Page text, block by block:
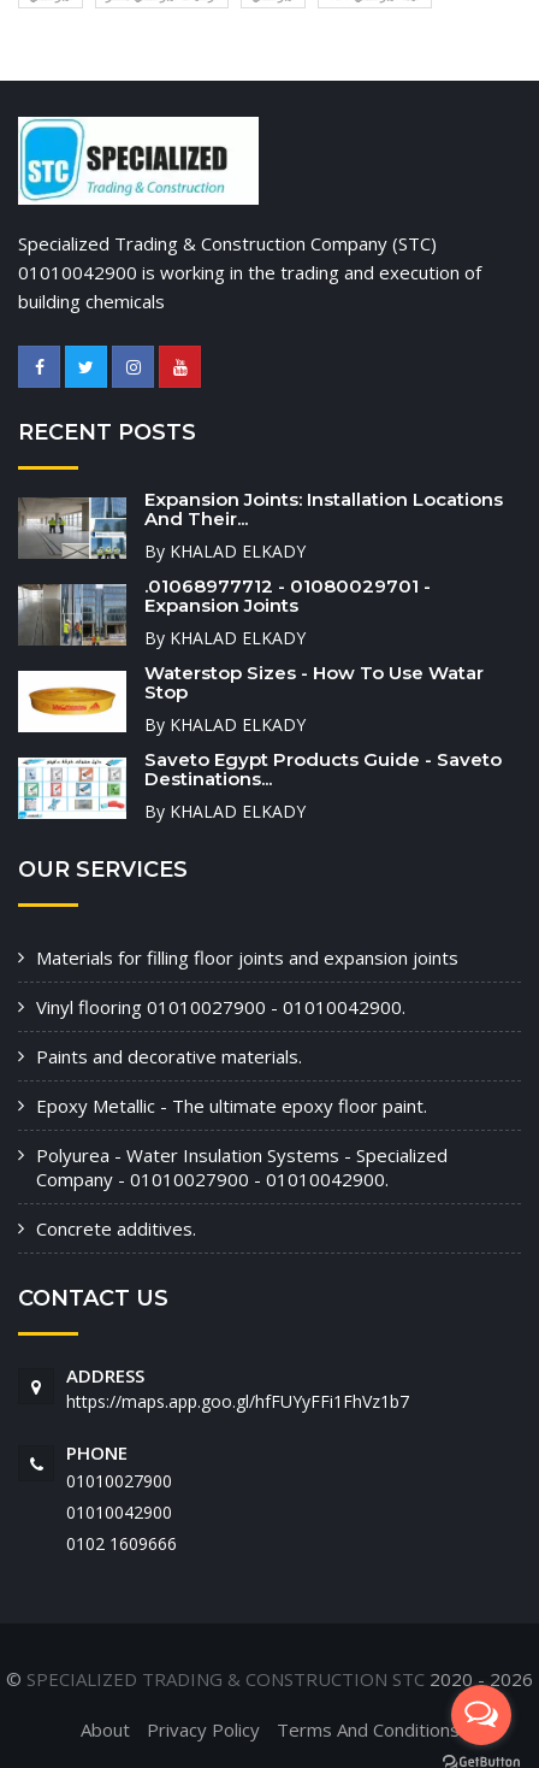
Specialized Trading & Construction Company (STC)
01010042900 is working in the trading and execution of
building chemicals
RECENT POSTS
Expansion Joints: Installation Locations
And Their...
By KHALAD ELKADY
.01068977712 - 01080029701 -
Expansion Joints
By KHALAD ELKADY
Waterstop Sizes - How To Use Watar
Stop
By KHALAD ELKADY
Saveto Egypt Products Guide - Saveto
Destinations...
By KHALAD ELKADY
OUR SERVICES
Materials for filling floor joints and expansion joints
Vinyl flooring 01010027900 - 01010042900.
Paints and decorative materials.
Epoxy Metallic - The ultimate epoxy floor paint.
Polyurea - Water Insulation Systems - Specialized
Company - 01010027900 - 01010042900.
Concrete additives.
CONTACT US
ADDRESS
https://maps.app.goo.gl/hfFUYyFFi1FhVz1b7
PHONE
01010027900
01010042900
‭0102 1609666‬
© SPECIALIZED TRADING & CONSTRUCTION STC 2020 - 2026
About Privacy Policy Terms And Conditions